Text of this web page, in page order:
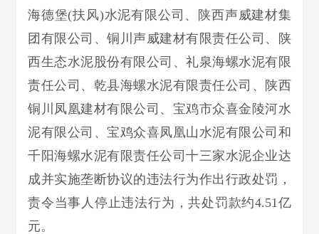
海德堡(扶风)水泥有限公司、陕西声威建材集
团有限公司、铜川声威建材有限责任公司、陕
西生态水泥股份有限公司、礼泉海螺水泥有限
责任公司、乾县海螺水泥有限责任公司、陕西
铜川凤凰建材有限公司、宝鸡市众喜金陵河水
泥有限公司、宝鸡众喜凤凰山水泥有限公司和
千阳海螺水泥有限责任公司十三家水泥企业达
成并实施垄断协议的违法行为作出行政处罚，
责令当事人停止违法行为，共处罚款约4.51亿
元。